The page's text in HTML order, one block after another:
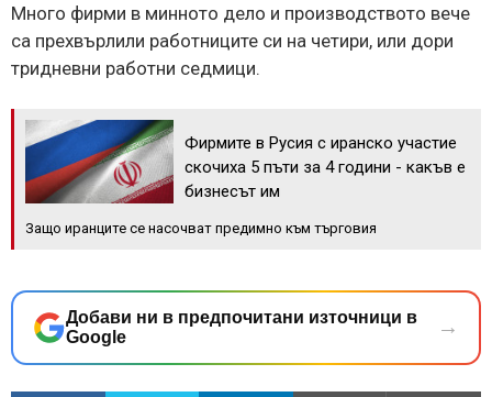
Много фирми в минното дело и производството вече
са прехвърлили работниците си на четири, или дори
тридневни работни седмици.
Фирмите в Русия с иранско участие
скочиха 5 пъти за 4 години - какъв е
бизнесът им
Защо иранците се насочват предимно към търговия
Добави ни в предпочитани източници в
Google
→